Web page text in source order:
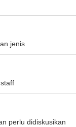
jenis
perlu didiskusikan